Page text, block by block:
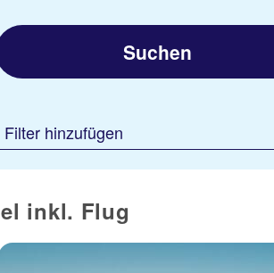
Suchen
Filter hinzufügen
inkl. Flug